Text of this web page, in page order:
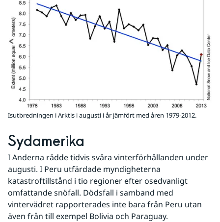
Isutbredningen i Arktis i augusti i år jämfört med åren 1979-2012.
Sydamerika
I Anderna rådde tidvis svåra vinterförhållanden under
augusti. I Peru utfärdade myndigheterna
katastroftillstånd i tio regioner efter osedvanligt
omfattande snöfall. Dödsfall i samband med
vintervädret rapporterades inte bara från Peru utan
även från till exempel Bolivia och Paraguay.